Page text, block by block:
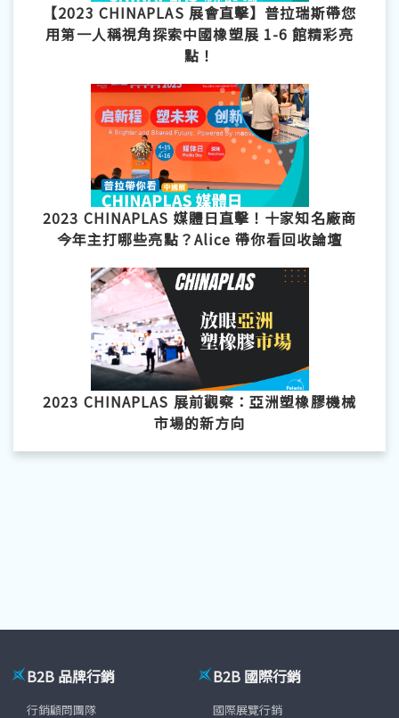
【2023 CHINAPLAS 展會直擊】普拉瑞斯帶您
用第一人稱視角探索中國橡塑展 1-6 館精彩亮
點！
2023 CHINAPLAS 媒體日直擊！十家知名廠商
今年主打哪些亮點？Alice 帶你看回收論壇
2023 CHINAPLAS 展前觀察：亞洲塑橡膠機械
市場的新方向
B2B 品牌行銷
行銷顧問團隊
B2B 國際行銷
國際展覽行銷